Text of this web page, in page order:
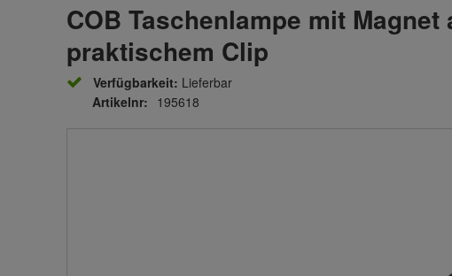
COB Taschenlampe mit
praktischem Clip
Verfügbarkeit: Lieferbar
Artikelnr: 195618